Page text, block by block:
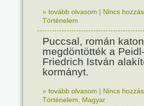
» tovább olvasom | Nincs
Történelem
Puccsal, román
megdöntötték a
Friedrich István
kormányt.
» tovább olvasom | Nincs
Történelem
Magyar